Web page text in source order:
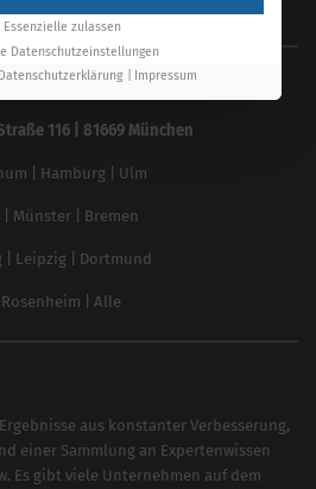
GmbH
116 | 81669 München
Hamburg Ulm
Münster Bremen
Leipzig Dortmund
Rosenheim Alle
aus konstanter Verbesserung,
einer Sammlung an Expertenwissen
Es gibt viele Unternehmen auf dem
Essenzielle zulassen
Datenschutzeinstellungen
Datenschutzerklärung Impressum